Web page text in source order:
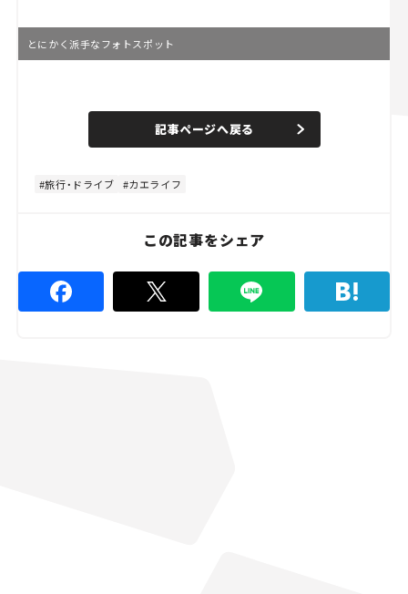
とにかく派手なフォトスポット
n
e
d
%
記事ページへ戻る
旅行・ドライブ カエライフ
この記事をシェア